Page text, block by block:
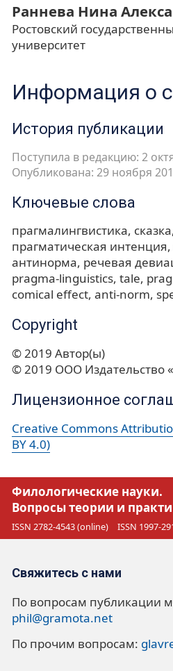
Раннева Нина
Ростовский
университет
Информация о
История публикации
Поступила в редакцию: 2
Опубликована: 29 ноября
Ключевые слова
прагмалингвистика сказка
прагматическая интенция
антинорма речевая
pragma-linguistics tale
comical effect anti-norm
Copyright
© 2019 Автор(ы)
© 2019 ООО Издательство
Лицензионное
Creative Commons
BY 4.0)
Филологические науки.
Вопросы теории и
ISSN 2782-4543 (online) ISSN 1997-
Свяжитесь с нами
По вопросам публикации
phil@gramota.net
По прочим вопросам: